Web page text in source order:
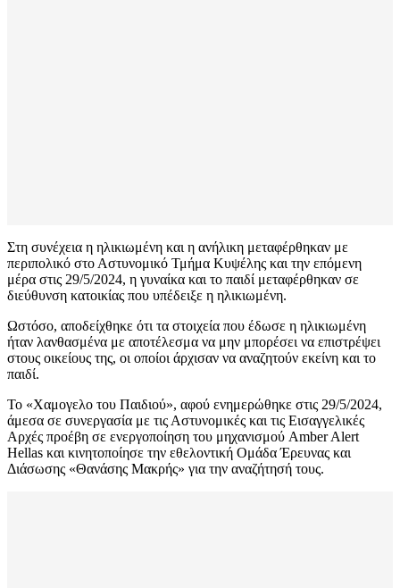
Στη συνέχεια η ηλικιωμένη και η ανήλικη μεταφέρθηκαν με
περιπολικό στο Αστυνομικό Τμήμα Κυψέλης και την επόμενη
μέρα στις 29/5/2024, η γυναίκα και το παιδί μεταφέρθηκαν σε
διεύθυνση κατοικίας που υπέδειξε η ηλικιωμένη.
Ωστόσο, αποδείχθηκε ότι τα στοιχεία που έδωσε η ηλικιωμένη
ήταν λανθασμένα με αποτέλεσμα να μην μπορέσει να επιστρέψει
στους οικείους της, οι οποίοι άρχισαν να αναζητούν εκείνη και το
παιδί.
Το «Χαμογελο του Παιδιού», αφού ενημερώθηκε στις 29/5/2024,
άμεσα σε συνεργασία με τις Αστυνομικές και τις Εισαγγελικές
Αρχές προέβη σε ενεργοποίηση του μηχανισμού Amber Alert
Hellas και κινητοποίησε την εθελοντική Ομάδα Έρευνας και
Διάσωσης «Θανάσης Μακρής» για την αναζήτησή τους.